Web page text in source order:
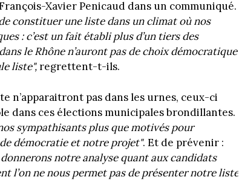
Xavier Penicaud dans un communiqué.
constituer une liste dans un climat où nos
: c’est un fait établi plus d’un tiers des
le Rhône n’auront pas de choix démocratique
liste",regrettent-t-ils.
n’apparaitront pas dans les urnes, ceux-ci
dans ces élections municipales brondillantes.
sympathisants plus que motivés pour
démocratie et notre projet". Et de prévenir :
notre analyse quant aux candidats
l’on ne nous permet pas de présenter notre liste